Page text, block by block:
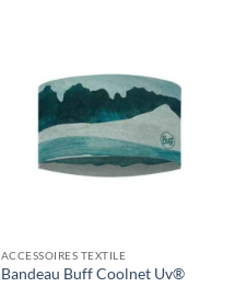
ACCESSOIRES TEXTILE
Bandeau Buff Coolnet Uv®